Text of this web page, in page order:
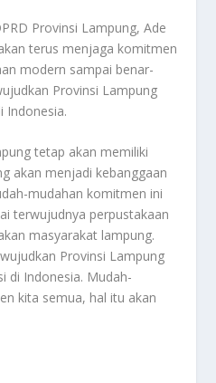
Provinsi Lampung, Ade
terus menjaga komitmen
modern sampai benar-
Provinsi Lampung
Indonesia.
tetap akan memiliki
akan menjadi kebanggaan
mudahan komitmen ini
terwujudnya perpustakaan
masyarakat lampung.
Provinsi Lampung
di Indonesia. Mudah-
kita semua, hal itu akan